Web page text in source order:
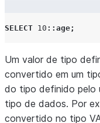
SELECT 10 ::age;
Um valor de tipo
convertido em um
do tipo definido pelo
tipo de dados. Por
convertido no tipo